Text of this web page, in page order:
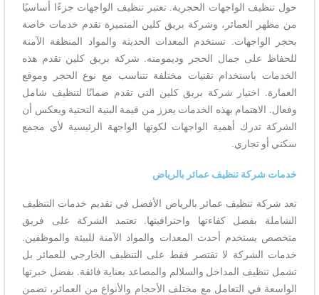
حول تنظيف الواجهات الحجرية. تعتبر تنظيف الواجهات جزءًا أساسيًا
من مظهر العمائر، وشركة بريق كلين المتميزة تقدم خدمات خاصة
بحجر الواجهات. تستخدم المعدات الحديثة والمواد المنظفة الآمنة
للحفاظ على جمال الحجر وديمومته. شركة بريق كلين تقدم هذه
الخدمات باستخدام تقنيات مختلفة تتناسب مع نوع الحجر وموقع
العمارة. اختيار شركة بريق كلين التي تقدم ضمانًا لتنظيف شامل
وفعال. الاهتمام بهذه الخدمات يعزز من قيمة البنية التحتية ويعكس أن
الشركة تدرك أهمية الواجهات لكونها الواجهة الرئيسية لأي مجمع
سكني أو تجاري.
خدمات شركة تنظيف عمائر بالرياض
تعد شركة تنظيف عمائر بالرياض الأفضل في تقديم خدمات التنظيف
الشاملة بفضل كفاءتها واحترافيتها. تعتمد الشركة على فريق
متخصص يستخدم أحدث المعدات والمواد الآمنة للبيئة والموظفين.
خدمات الشركة لا تقتصر فقط على التنظيف الخارجي للعمائر بل
تشمل تنظيف المداخل والسلالم والمصاعد بعناية فائقة. بفضل خبرتها
الواسعة في التعامل مع مختلف الأحجام والأنواع من العمائر، تضمن